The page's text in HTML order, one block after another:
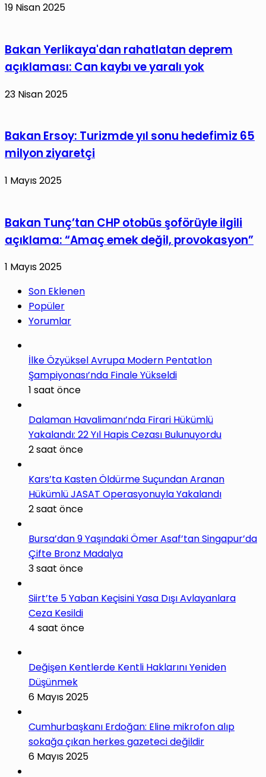
19 Nisan 2025
Bakan Yerlikaya'dan rahatlatan deprem
açıklaması: Can kaybı ve yaralı yok
23 Nisan 2025
Bakan Ersoy: Turizmde yıl sonu hedefimiz 65
milyon ziyaretçi
1 Mayıs 2025
Bakan Tunç’tan CHP otobüs şoförüyle ilgili
açıklama: “Amaç emek değil, provokasyon”
1 Mayıs 2025
Son Eklenen
Popüler
Yorumlar
İlke Özyüksel Avrupa Modern Pentatlon
Şampiyonası’nda Finale Yükseldi
1 saat önce
Dalaman Havalimanı’nda Firari Hükümlü
Yakalandı: 22 Yıl Hapis Cezası Bulunuyordu
2 saat önce
Kars’ta Kasten Öldürme Suçundan Aranan
Hükümlü JASAT Operasyonuyla Yakalandı
2 saat önce
Bursa’dan 9 Yaşındaki Ömer Asaf’tan Singapur’da
Çifte Bronz Madalya
3 saat önce
Siirt’te 5 Yaban Keçisini Yasa Dışı Avlayanlara
Ceza Kesildi
4 saat önce
Değişen Kentlerde Kentli Haklarını Yeniden
Düşünmek
6 Mayıs 2025
Cumhurbaşkanı Erdoğan: Eline mikrofon alıp
sokağa çıkan herkes gazeteci değildir
6 Mayıs 2025